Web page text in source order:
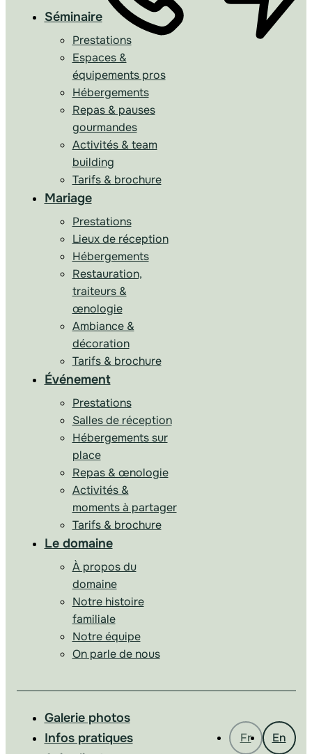
Séminaire
Prestations
Espaces &
équipements pros
Hébergements
Repas & pauses
gourmandes
Activités & team
building
Tarifs & brochure
Mariage
Prestations
Lieux de réception
Hébergements
Restauration,
traiteurs &
œnologie
Ambiance &
décoration
Tarifs & brochure
Événement
Prestations
Salles de réception
Hébergements sur
place
Repas & œnologie
Activités &
moments à partager
Tarifs & brochure
Le domaine
À propos du
domaine
Notre histoire
familiale
Notre équipe
On parle de nous
Galerie photos
Infos pratiques
Fr En